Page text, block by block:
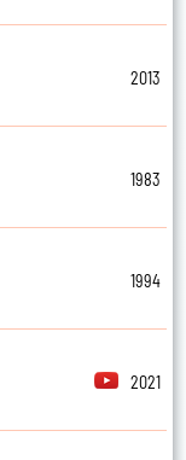
2013
1983
1994
2021